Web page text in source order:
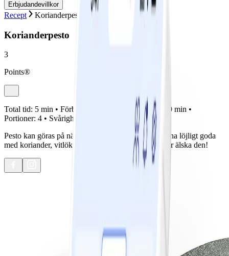
Erbjudandevillkor
Recept Korianderpesto
Korianderpesto
3
Points®
Total tid: 5 min • Förberedelse: Tillagning:
0 min •
Portioner: 4 • Svårighetsgrad:
Pesto kan göras på nästan vad som helst. Prova denna löjligt goda
med koriander, vitlök, cashew och lime. Du kommer älska den!